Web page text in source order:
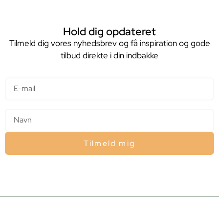
Hold dig opdateret
Tilmeld dig vores nyhedsbrev og få inspiration og gode
tilbud direkte i din indbakke
Tilmeld mig